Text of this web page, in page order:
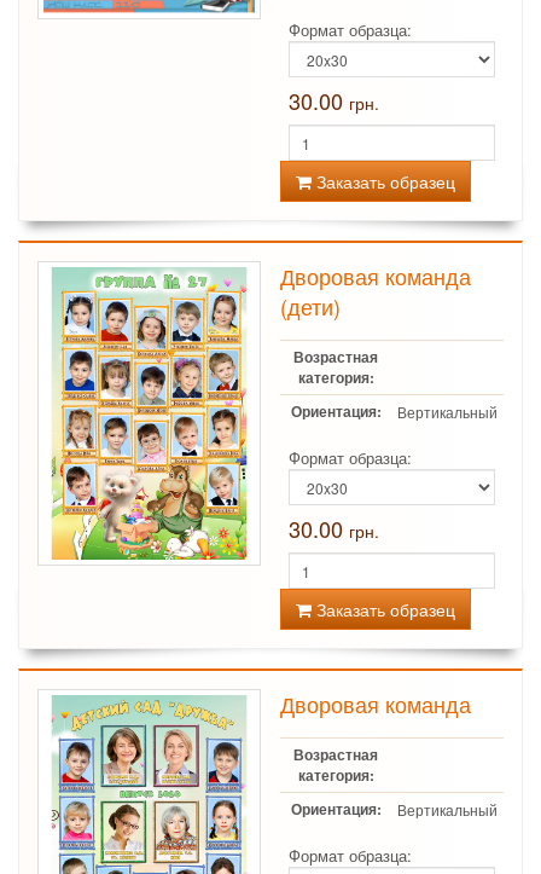
Формат образца:
30.00 грн.
Заказать образец
Дворовая команда
(дети)
Возрастная
категория:
Ориентация:
Вертикальный
Формат образца:
30.00 грн.
Заказать образец
Дворовая команда
Возрастная
категория:
Ориентация:
Вертикальный
Формат образца: